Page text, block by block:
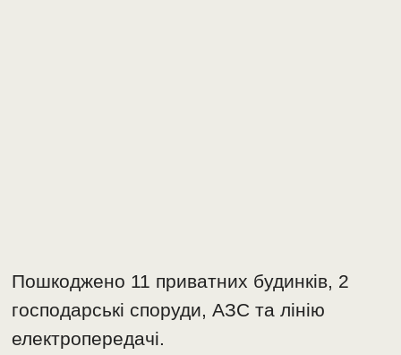
Пошкоджено 11 приватних будинків, 2
господарські споруди, АЗС та лінію
електропередачі.